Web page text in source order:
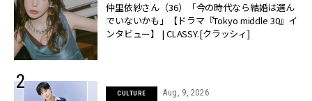
仲里依紗さん（36）「今の時代なら結婚は選ん
でいないかも」【ドラマ『Tokyo middle 30』イ
ンタビュー】 | CLASSY.[クラッシィ]
CULTURE Aug, 9, 2026